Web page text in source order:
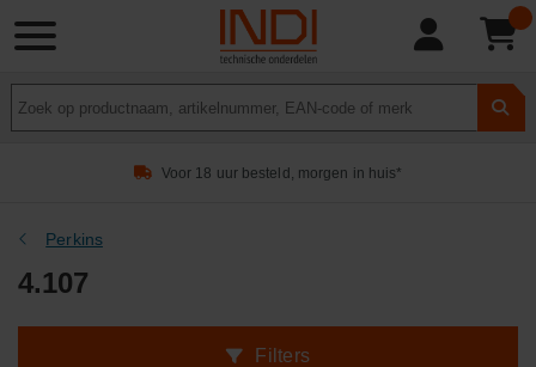
Voor 18 uur besteld, morgen in huis*
Perkins
4.107
Filters